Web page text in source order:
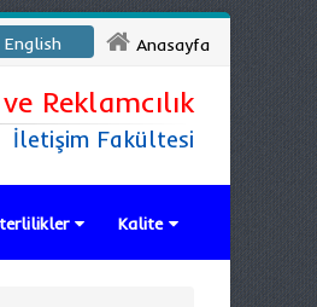
Anasayfa
English
Reklamcılık
İletişim Fakültesi
Kalite